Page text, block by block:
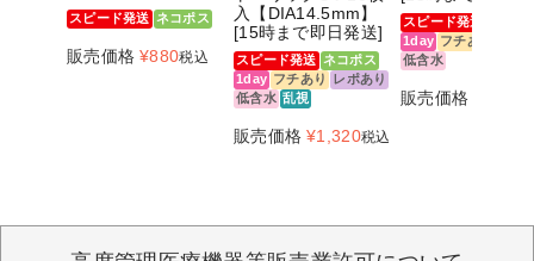
スピード発送 ネコポス
販売価格 ¥880税込
入【DIA14.5mm】
[15時まで即日発送]
スピード発送 ネコポス
1day フチあり
レポあり
低含水 乱視
販売価格 ¥1,320税込
スピード発送
1day フチあり
低含水
販売価格